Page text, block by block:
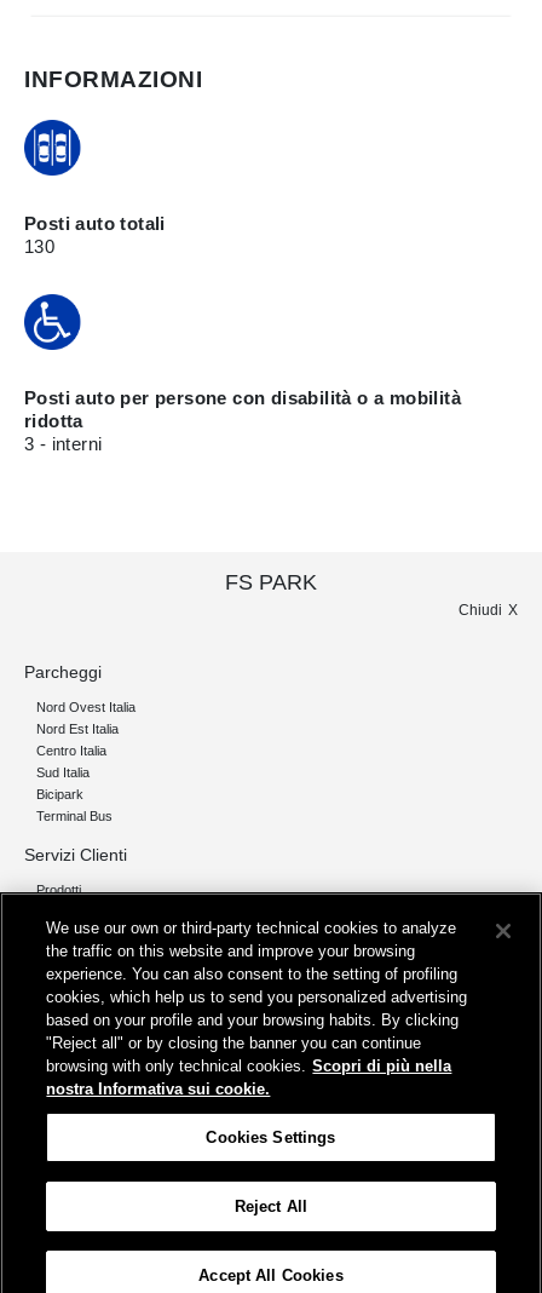
INFORMAZIONI
Posti auto totali
130
Posti auto per persone con disabilità o a mobilità
ridotta
3 - interni
FS PARK
Chiudi
Parcheggi
Nord Ovest Italia
Nord Est Italia
Centro Italia
Sud Italia
Bicipark
Terminal Bus
Servizi Clienti
Prodotti
Chi siamo
Organizzazione e Governance
I nostri pilastri
Info
Protezione Dati Personali
We use our own or third-party technical cookies to analyze
the traffic on this website and improve your browsing
experience. You can also consent to the setting of profiling
cookies, which help us to send you personalized advertising
based on your profile and your browsing habits. By clicking
"Reject all" or by closing the banner you can continue
browsing with only technical cookies. Scopri di più nella
nostra Informativa sui cookie.
Cookies Settings
Reject All
Accept All Cookies